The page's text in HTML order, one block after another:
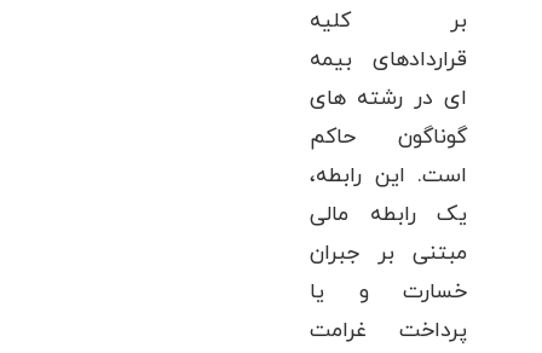
بر کلیه
قراردادهای بیمه
ای در رشته های
گوناگون حاکم
است. این رابطه،
یک رابطه مالی
مبتنی بر جبران
خسارت و یا
پرداخت غرامت